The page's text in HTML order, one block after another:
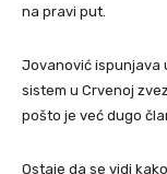
na pravi put.
Jovanović ispunjava
sistem u Crvenoj
pošto je već dugo
Ostaje da se vidi